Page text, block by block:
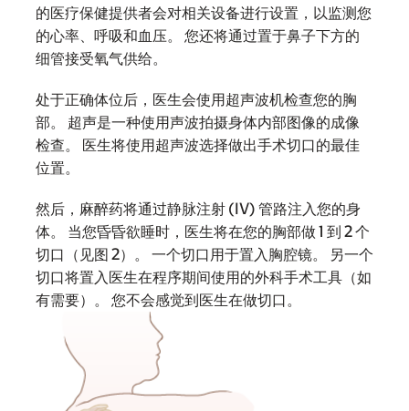
的医疗保健提供者会对相关设备进行设置，以监测您
的心率、呼吸和血压。 您还将通过置于鼻子下方的
细管接受氧气供给。
处于正确体位后，医生会使用超声波机检查您的胸
部。 超声是一种使用声波拍摄身体内部图像的成像
检查。 医生将使用超声波选择做出手术切口的最佳
位置。
然后，麻醉药将通过静脉注射 (IV) 管路注入您的身
体。 当您昏昏欲睡时，医生将在您的胸部做 1 到 2 个
切口（见图 2）。 一个切口用于置入胸腔镜。 另一个
切口将置入医生在程序期间使用的外科手术工具（如
有需要）。 您不会感觉到医生在做切口。